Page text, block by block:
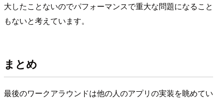
大したことないのでパフォーマンスで重大な問題になること
もないと考えています。
まとめ
最後のワークアラウンドは他の人のアプリの実装を眺めてい